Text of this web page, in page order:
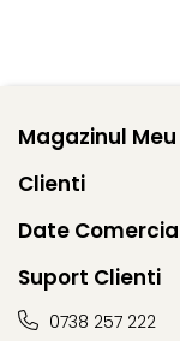
Magazinul Meu
Clienti
Date
Suport Clienti
0738 257 222